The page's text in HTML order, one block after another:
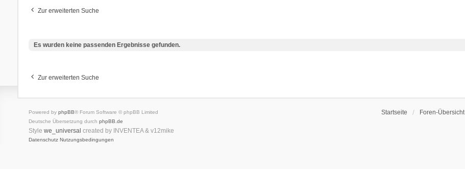
Zur erweiterten Suche
Es wurden keine passenden Ergebnisse gefunden.
Zur erweiterten Suche
Startseite Foren-Übersicht
Powered by phpBB® Forum Software © phpBB Limited
Deutsche Übersetzung durch phpBB.de
Style we_universal created by INVENTEA & v12mike
Datenschutz Nutzungsbedingungen